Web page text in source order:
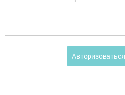
Авторизоваться